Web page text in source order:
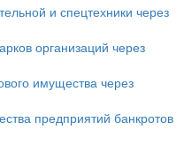
и спецтехники через
организаций через
имущества через
предприятий банкротов